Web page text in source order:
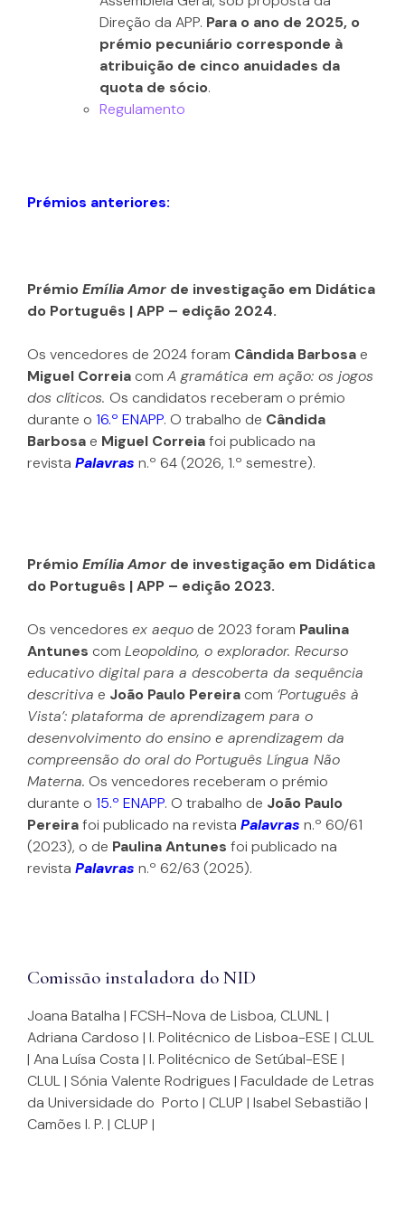
Direção da APP. Para o ano de 2025, o
prémio pecuniário corresponde à
atribuição de cinco anuidades da
quota de sócio.
Regulamento
Prémios anteriores:
Prémio Emília Amor de investigação em Didática
do Português | APP – edição 2024.
Os vencedores de 2024 foram Cândida Barbosa
Miguel Correia com A gramática em ação: os jogos
dos clíticos. Os candidatos receberam o prémio
durante o 16.º ENAPP. O trabalho de Cândida
Barbosa e Miguel Correia foi publicado na
revista Palavras n.º 64 (2026, 1.º semestre).
Prémio Emília Amor de investigação em Didática
do Português | APP – edição 2023.
Os vencedores ex aequo de 2023 foram Paulina
Antunes com Leopoldino, o explorador. Recurso
educativo digital para a descoberta da sequência
descritiva e João Paulo Pereira com ‘Português à
Vista’: plataforma de aprendizagem para o
desenvolvimento do ensino e aprendizagem da
compreensão do oral do Português Língua Não
Materna. Os vencedores receberam o prémio
durante o 15.º ENAPP. O trabalho de João Paulo
Pereira foi publicado na revista Palavras n.º 60/61
(2023), o de Paulina Antunes foi publicado na
revista Palavras n.º 62/63 (2025).
Comissão instaladora do NID
Joana Batalha | FCSH-Nova de Lisboa, CLUNL |
Adriana Cardoso | I. Politécnico de Lisboa-ESE | CLUL
| Ana Luísa Costa | I. Politécnico de Setúbal-ESE |
CLUL | Sónia Valente Rodrigues | Faculdade de Letras
da Universidade do Porto | CLUP | Isabel Sebastião |
Camões I. P. | CLUP |